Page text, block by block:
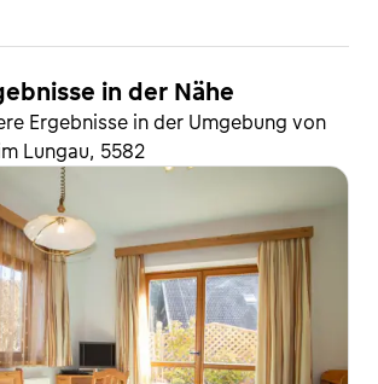
in der Nähe
Ergebnisse in der Umgebung von
Lungau, 5582